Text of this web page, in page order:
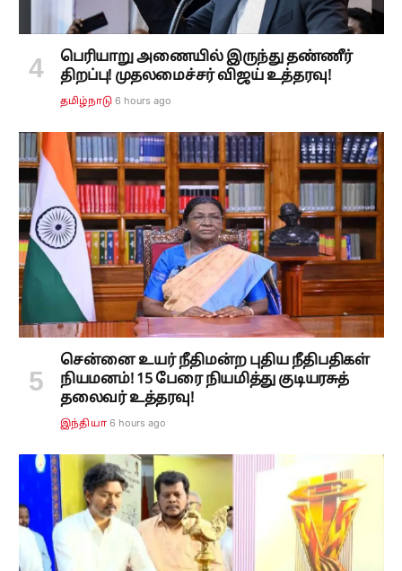
பெரியாறு அணையில் இருந்து தண்ணீர்
திறப்பு! முதலமைச்சர் விஜய் உத்தரவு!
தமிழ்நாடு 6 hours ago
சென்னை உயர் நீதிமன்ற புதிய நீதிபதிகள்
நியமனம்! 15 பேரை நியமித்து குடியரசுத்
தலைவர் உத்தரவு!
இந்தியா 6 hours ago